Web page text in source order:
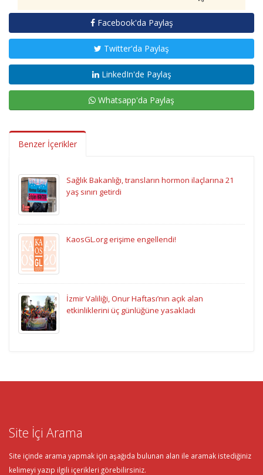
Facebook'da Paylaş
Twitter'da Paylaş
LinkedIn'de Paylaş
Whatsapp'da Paylaş
Benzer İçerikler
Sağlık Bakanlığı, transların hormon ilaçlarına 21
yaş sınırı getirdi
KaosGL.org erişime engellendi!
İzmir Valiliği, Onur Haftası’nın açık alan
etkinliklerini üç günlüğüne yasakladı
Site İçi Arama
Site içinde arama yapmak için aşağıda bulunan alan ile aramak istediğiniz
kelimeyi yazıp ilgili içerikleri görebilirsiniz.